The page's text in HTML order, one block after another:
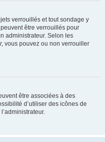
verrouillés et tout sondage y
être verrouillés pour
administrateur. Selon les
vous pouvez ou non verrouiller
être associées à des
d’utiliser des icônes de